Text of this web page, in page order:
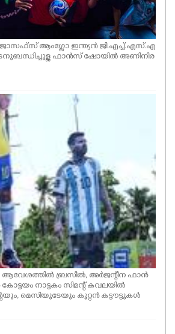
ആംഗ്ളോ ഇന്ത്യൻ ജി.എച്ച്.എസ്.എ
ഫാൻസ് ഷോയിൽ അണിനിര
ബ്രസീൽ, അർജന്റീന ഫാൻ
നാട്ടകം സിമന്റ് കവലയിൽ
മെസിയുടേയും കൂറ്റൻ കട്ടൗട്ടുകൾ